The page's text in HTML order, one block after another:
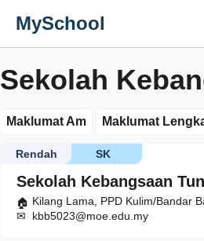
MySchool
Sekolah
Maklumat Am Maklumat
Sekolah Kebangsaan
SK
Rendah
Kilang Lama, PPD Kulim/Bandar
kbb5023@moe.edu.my